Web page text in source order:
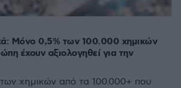
Μόνο 0,5% των 100.000 χημικών
έχουν αξιολογηθεί για την
χημικών από τα 100.000+ που